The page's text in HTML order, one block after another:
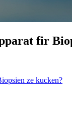
fir
ze kucken?